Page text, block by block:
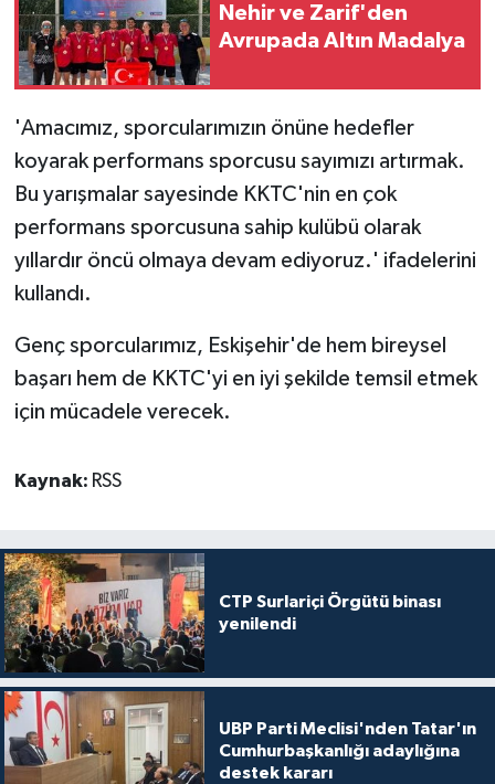
Nehir ve Zarif'den
Avrupada Altın Madalya
'Amacımız, sporcularımızın önüne hedefler
koyarak performans sporcusu sayımızı artırmak.
Bu yarışmalar sayesinde KKTC'nin en çok
performans sporcusuna sahip kulübü olarak
yıllardır öncü olmaya devam ediyoruz.' ifadelerini
kullandı.
Genç sporcularımız, Eskişehir'de hem bireysel
başarı hem de KKTC'yi en iyi şekilde temsil etmek
için mücadele verecek.
Kaynak: RSS
CTP Surlariçi Örgütü binası
yenilendi
UBP Parti Meclisi'nden Tatar'ın
Cumhurbaşkanlığı adaylığına
destek kararı